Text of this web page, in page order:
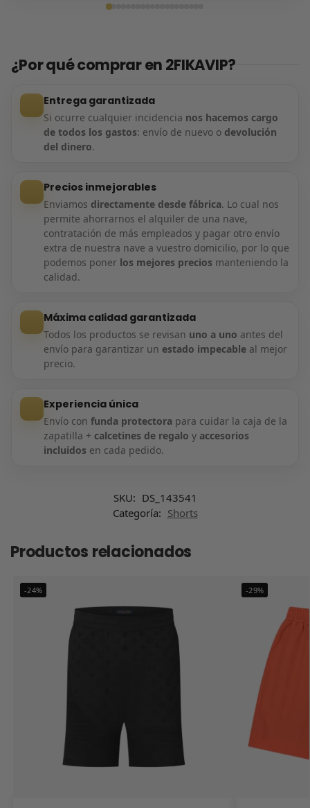
¿Por qué comprar en 2FIKAVIP?
Entrega garantizada
Si ocurre cualquier incidencia nos hacemos cargo
de todos los gastos: envío de nuevo o devolución
del dinero.
Precios inmejorables
Enviamos directamente desde fábrica. Lo cual nos
permite ahorrarnos el alquiler de una nave,
contratación de más empleados y pagar otro envío
extra de nuestra nave a vuestro domicilio, por lo que
podemos poner los mejores precios manteniendo la
calidad.
Máxima calidad garantizada
Todos los productos se revisan uno a uno antes del
envío para garantizar un estado impecableal mejor
precio.
Experiencia única
Envío con funda protectorapara cuidar la caja de la
zapatilla + calcetines de regalo y accesorios
incluidos en cada pedido.
SKU: DS_143541
Categoría: Shorts
Productos relacionados
-24% -29%